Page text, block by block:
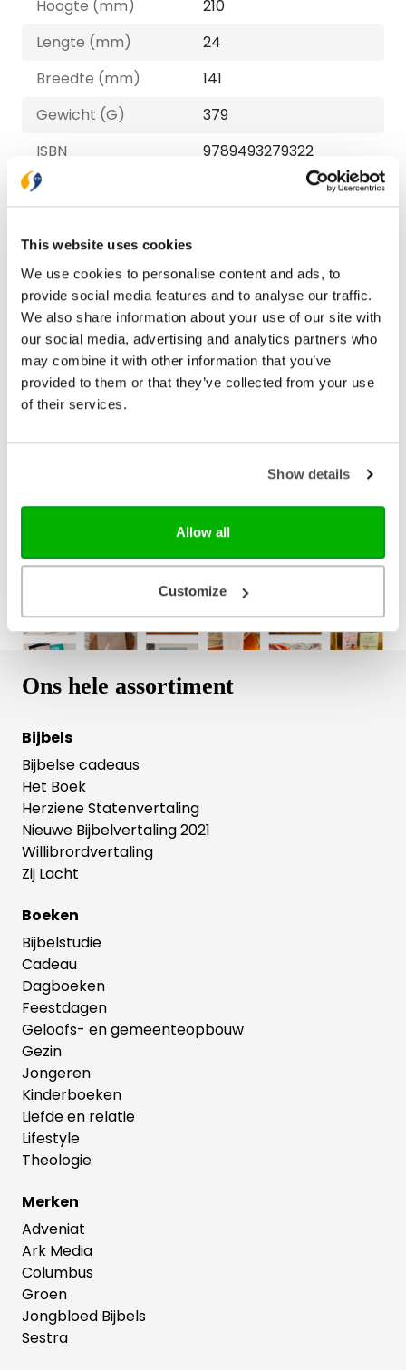
This website uses cookies
We use cookies to personalise content and ads, to
provide social media features and to analyse our traffic.
We also share information about your use of our site with
our social media, advertising and analytics partners who
may combine it with other information that you’ve
provided to them or that they’ve collected from your use
of their services.
Show details
Allow all
Customize
Hoogte (mm)
210
Lengte (mm)
24
Breedte (mm)
141
Gewicht (G)
379
ISBN
9789493279322
Druk
Auteur
Henri Nouwen, Carolyn
Whitney-Brown
Taal
Nederlands
Aantal pagina's
208
Ons hele assortiment
Bijbels
Bijbelse cadeaus
Het Boek
Herziene Statenvertaling
Nieuwe Bijbelvertaling 2021
Willibrordvertaling
Zij Lacht
Boeken
Bijbelstudie
Cadeau
Dagboeken
Feestdagen
Geloofs- en gemeenteopbouw
Gezin
Jongeren
Kinderboeken
Liefde en relatie
Lifestyle
Theologie
Merken
Adveniat
Ark Media
Columbus
Groen
Jongbloed Bijbels
Sestra